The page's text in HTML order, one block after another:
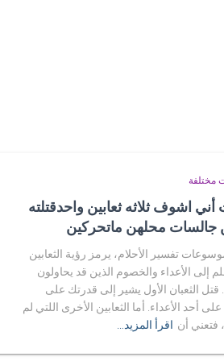
مختلفة
اشوف ثلاثه ثعابين واحدقتلته
جالسات محلهن ماتحركين
تفسير الأحلام، يرمز رؤية الثعابين
إلى الأعداء والخصوم الذين قد يحاولون
قتل الثعبان الأول يشير إلى قدرتك على
أحد الأعداء. أما الثعابين الأخرى اللتي لم
فتعني أن اقرأ المزيد…